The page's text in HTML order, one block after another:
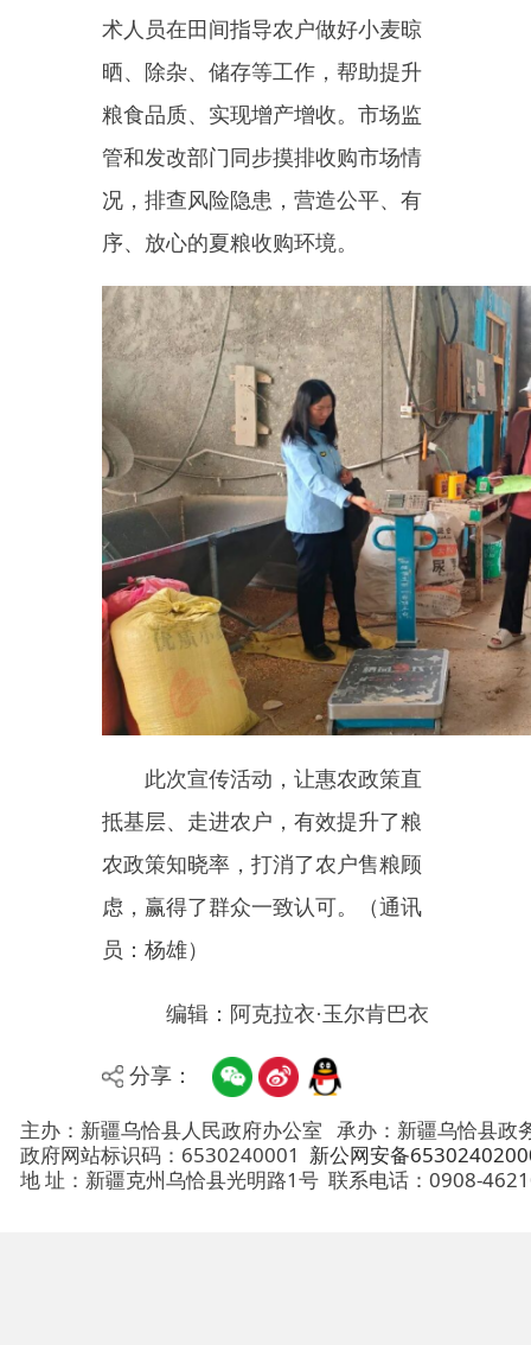
此次宣传活动，让惠农政策直
抵基层、走进农户，有效提升了粮
农政策知晓率，打消了农户售粮顾
虑，赢得了群众一致认可。（通讯
员：杨雄）
编辑：阿克拉衣 ·玉尔肯巴衣
分享：
主办：新疆乌恰县人民政府办公室承办：新疆乌恰县政务服务
政府网站标识码：6530240001新公网安备65302402000101号
地 址：新疆克州乌恰县光明路1号联系电话：0908-4621030法